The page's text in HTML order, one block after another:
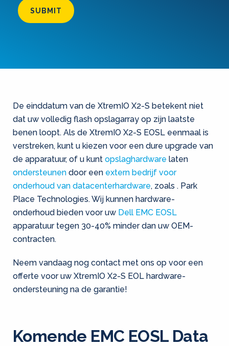
SUBMIT
De einddatum van de XtremIO X2-S betekent niet
dat uw volledig flash opslagarray op zijn laatste
benen loopt. Als de XtremIO X2-S EOSL eenmaal is
verstreken, kunt u kiezen voor een dure upgrade van
de apparatuur, of u kunt opslaghardware laten
ondersteunen door een extern bedrijf voor
onderhoud van datacenterhardware, zoals . Park
Place Technologies. Wij kunnen hardware-
onderhoud bieden voor uw Dell EMC EOSL
apparatuur tegen 30-40% minder dan uw OEM-
contracten.
Neem vandaag nog contact met ons op voor een
offerte voor uw XtremIO X2-S EOL hardware-
ondersteuning na de garantie!
Komende EMC EOSL Data